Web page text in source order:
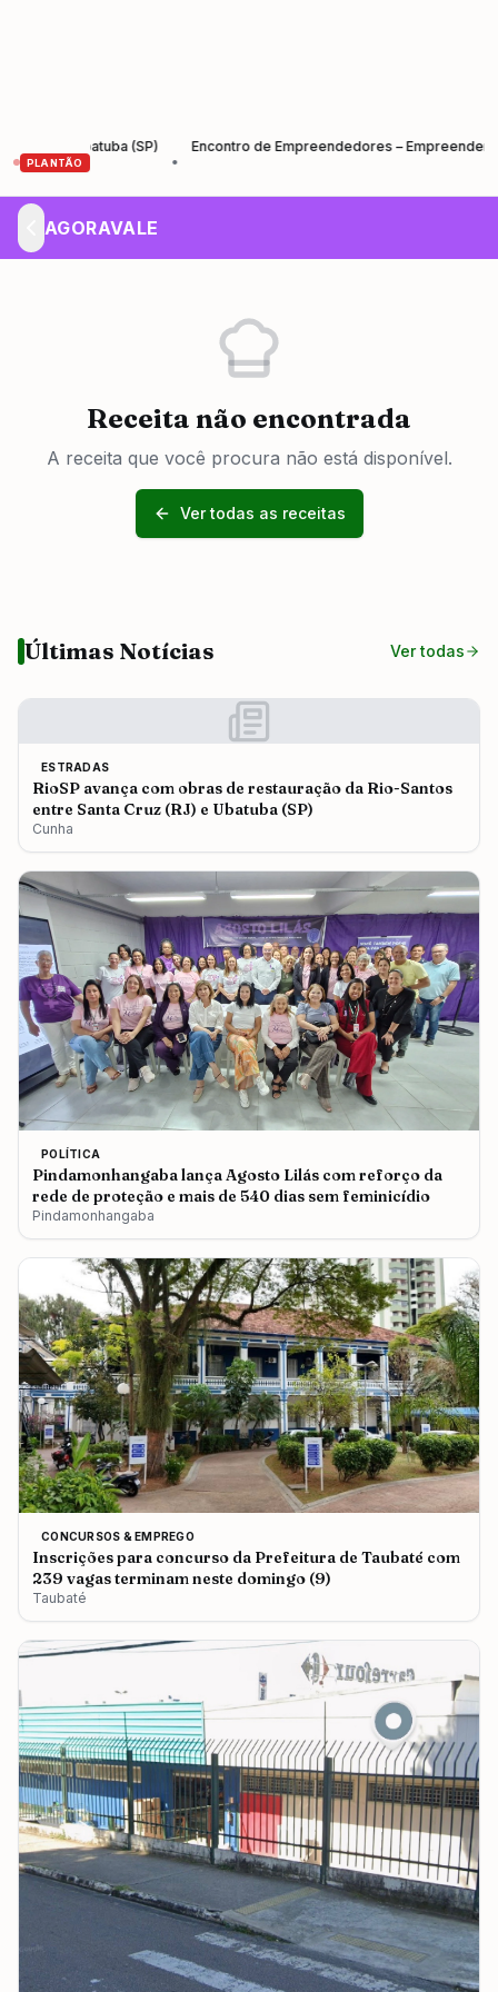
PLANTÃO
e Ubatuba (SP)
Encontro de Empreendedores – Empreender e
AGORAVALE
Receita não encontrada
A receita que você procura não está disponível.
Ver todas as receitas
Últimas Notícias Ver todas
ESTRADAS
RioSP avança com obras de restauração da Rio-Santos
entre Santa Cruz (RJ) e Ubatuba (SP)
Cunha
POLÍTICA
Pindamonhangaba lança Agosto Lilás com reforço da
rede de proteção e mais de 540 dias sem feminicídio
Pindamonhangaba
CONCURSOS & EMPREGO
Inscrições para concurso da Prefeitura de Taubaté com
239 vagas terminam neste domingo (9)
Taubaté